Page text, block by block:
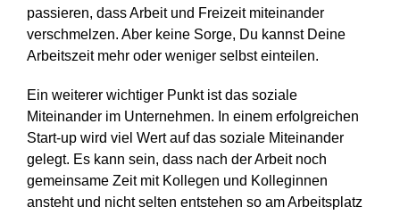
passieren, dass Arbeit und Freizeit miteinander
verschmelzen. Aber keine Sorge, Du kannst Deine
Arbeitszeit mehr oder weniger selbst einteilen.
Ein weiterer wichtiger Punkt ist das soziale
Miteinander im Unternehmen. In einem erfolgreichen
Start-up wird viel Wert auf das soziale Miteinander
gelegt. Es kann sein, dass nach der Arbeit noch
gemeinsame Zeit mit Kollegen und Kolleginnen
ansteht und nicht selten entstehen so am Arbeitsplatz